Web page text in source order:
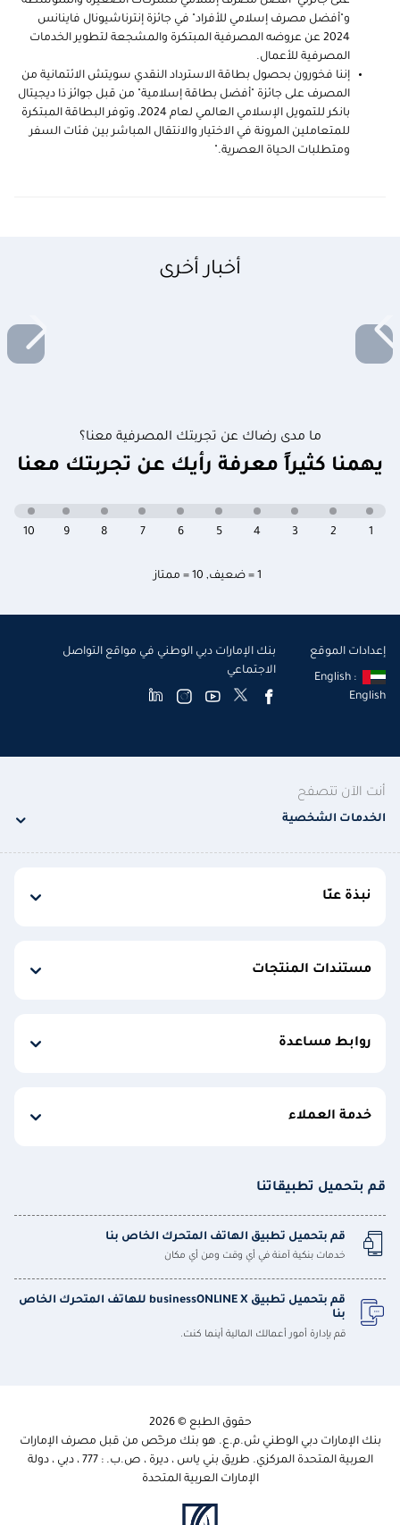
و"أفضل مصرف إسلامي للأفراد" في جائزة إنترناشيونال فاينانس
2024 عن عروضه المصرفية المبتكرة والمشجعة لتطوير الخدمات
المصرفية للأعمال.
إننا فخورون بحصول بطاقة الاسترداد النقدي سويتش الائتمانية من
المصرف على جائزة "أفضل بطاقة إسلامية" من قبل جوائزذا ديجيتال
بانكر للتمويل الإسلامي العالمي لعام 2024، وتوفر البطاقة المبتكرة
للمتعاملين المرونة في الاختيار والانتقال المباشر بين فئات السفر
ومتطلبات الحياة العصرية."
أخبار أخرى
ما مدى رضاك عن تجربتك المصرفية معنا؟
يهمنا كثيراً معرفة رأيك عن تجربتك معنا
1 = ضعيف , 10 = ممتاز
10 9 8 7 6 5 4 3 2 1
إعدادات الموقع
English :
English
بنك الإمارات دبي الوطني في مواقع التواصل
الاجتماعي
أنت الآن تتصفح
الخدمات الشخصية
نبذة عنّا
مستندات المنتجات
روابط مساعدة
خدمة العملاء
قم بتحميل تطبيقاتنا
قم بتحميل تطبيق الهاتف المتحرك الخاص بنا
خدمات بنكية آمنة في أي وقت ومن أي مكان
قم بتحميل تطبيق businessONLINE X للهاتف المتحرك الخاص
بنا
قم بإدارة أمور أعمالك المالية أينما كنت.
حقوق الطبع © 2026
بنك الإمارات دبي الوطني ش.م.ع. هو بنك مرخّص من قبل مصرف الإمارات
العربية المتحدة المركزي. طريق بني ياس ، ديرة ، ص.ب. : 777 ، دبي ، دولة
الإمارات العربية المتحدة